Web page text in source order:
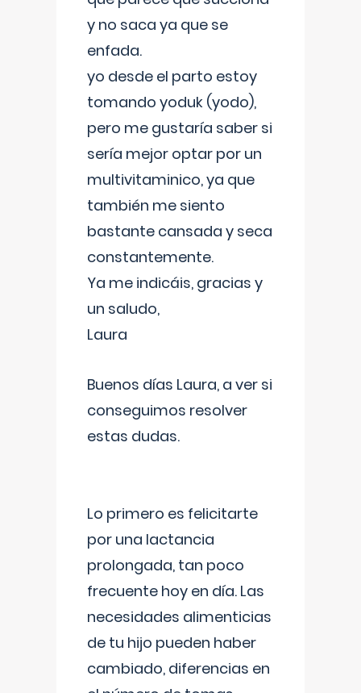
y no saca ya que se
enfada.
yo desde el parto estoy
tomando yoduk (yodo),
pero me gustaría saber si
sería mejor optar por un
multivitaminico, ya que
también me siento
bastante cansada y seca
constantemente.
Ya me indicáis, gracias y
un saludo,
Laura
Buenos días Laura, a ver si
conseguimos resolver
estas dudas.
Lo primero es felicitarte
por una lactancia
prolongada, tan poco
frecuente hoy en día. Las
necesidades alimenticias
de tu hijo pueden haber
cambiado, diferencias en